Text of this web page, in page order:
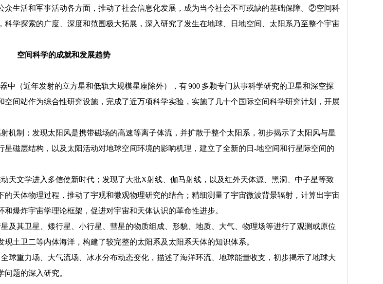
生活和军事活动各方面，推动了社会信息化发展，成为当今社会不可或缺的基础保障。②空间科
学探索的广度、深度和范围极大拓展，深入研究了发生在地球、日地空间、太阳系乃至整个宇宙
空间科学的成就和发展趋势
中（近年发射的立方星和低轨大规模星座除外），有 900 多颗专门从事科学研究的卫星和深空探
间站作为综合性研究设施，完成了近万项科学实验，实施了几十个国际空间科学研究计划，开展
机制；发现太阳风是携带磁场的高速等离子体流，并扩散于整个太阳系，初步揭示了太阳风与星
磁层结构，以及太阳活动对地球空间环境的影响机理，建立了全新的日-地空间和行星际空间的
天文学进入多信使新时代；发现了大批X射线、伽马射线，以及红外天体源、黑洞、中子星等致
天体物理过程，推动了宇观和微观物理研究的结合；精细测量了宇宙微波背景辐射，计算出宇宙
爆炸宇宙学理论框架，促进对宇宙和天体认识的革命性进步。
及其卫星、矮行星、小行星、彗星的物质组成、形貌、地质、大气、物理场等进行了观测或原位
土卫二等内体海洋，构建了较完整的太阳系及太阳系天体的知识体系。
球重力场、大气流场、冰水分布动态变化，描述了海洋环流、地球能量收支，初步揭示了地球大
题的深入研究。